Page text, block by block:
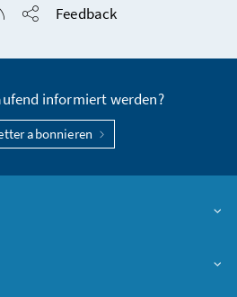
drucken
RSS-Feed anzeigen
Feedback
informiert werden?
abonnieren